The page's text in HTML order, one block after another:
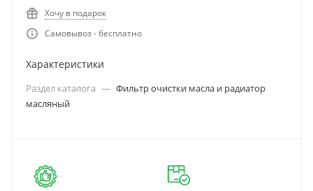
Хочу в подарок
Самовывоз - бесплатно
Характеристики
Раздел каталога — Фильтр очистки масла и радиатор
масляный